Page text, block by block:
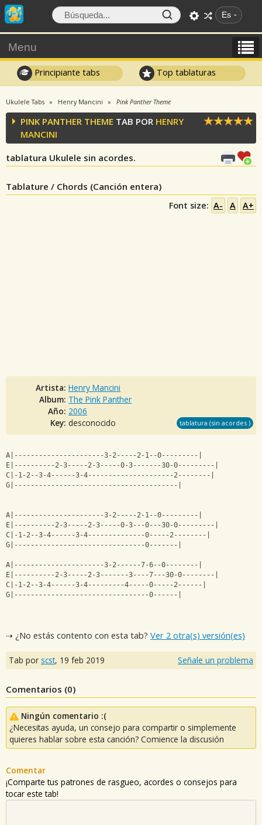
Es
Menu
Principiante tabs Top tablaturas
Ukulele Tabs Henry Mancini Pink Panther Theme
PINK PANTHER THEME TAB POR HENRY
MANCINI
tablatura Ukulele sin acordes.
Tablature / Chords (Canción entera)
Font size: A- A A+
Artista: Henry Mancini
Album: The Pink Panther
Año: 2006
Key: desconocido tablatura (sin acordes )
A|----------------------3-2-----2-1--0---------|
E|----------2-3-----2-3-----0-3-------30-0---------|
C|-1-2--3-4------3-4---------------------2--------|
G|----------------------------------------|
A|----------------------3-2-----2-1--0---------|
E|----------2-3-----2-3-----0-3---0---30-0---------|
C|-1-2--3-4------3-4--------------0-----2--------|
G|--------------------------------0-------|
A|----------------------3-2------7-6--0--------|
E|----------2-3-----2-3-------3----7---30-0--------|
C|-1-2--3-4------3-4---------4-----0-----2------|
G|---------------------------------0------|
⇢ ¿No estás contento con esta tab? Ver 2 otra(s) versión(es)
Tab por scst, 19 feb 2019 Señale un problema
Comentarios (0)
Ningún comentario :(
¿Necesitas ayuda, un consejo para compartir o simplemente
quieres hablar sobre esta canción? Comience la discusión
Comentar
¡Comparte tus patrones de rasgueo, acordes o consejos para
tocar este tab!